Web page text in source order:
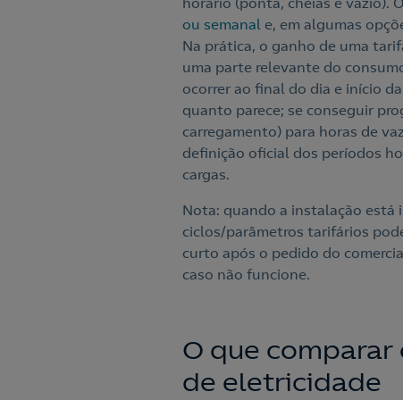
ou semanal e, em algumas
Na prática, o ganho de uma
uma parte relevante do
ocorrer ao final do dia e início
quanto parece; se conseguir
carregamento) para horas de
definição oficial dos períodos
cargas.
Nota: quando a instalação está
ciclos/parâmetros tarifários
curto após o pedido do
caso não funcione.
O que
de eletricidade